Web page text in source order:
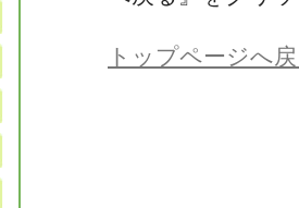
トップページへ